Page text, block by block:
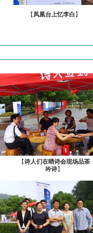
【 凤凰台上忆李白 】
【诗人们在晒诗会现场品茶
吟诗】